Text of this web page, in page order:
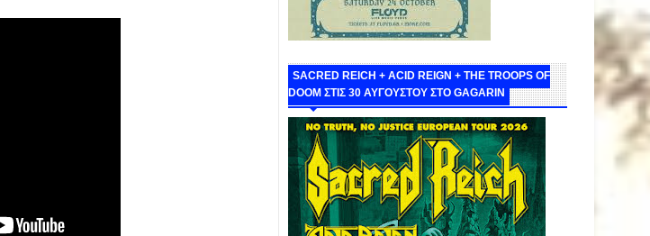
SACRED REICH + ACID REIGN + THE TROOPS OF
DOOM ΣΤΙΣ 30 ΑΥΓΟΥΣΤΟΥ ΣΤΟ GAGARIN